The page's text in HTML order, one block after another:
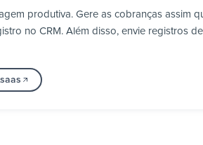
produtiva. Gere as cobranças assim
no CRM. Além disso, envie registros